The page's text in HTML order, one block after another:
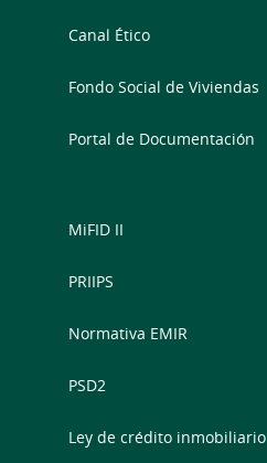
Canal Ético
Fondo Social de Viviendas
Portal de Documentación
MiFID II
PRIIPS
Normativa EMIR
PSD2
Ley de crédito inmobiliario